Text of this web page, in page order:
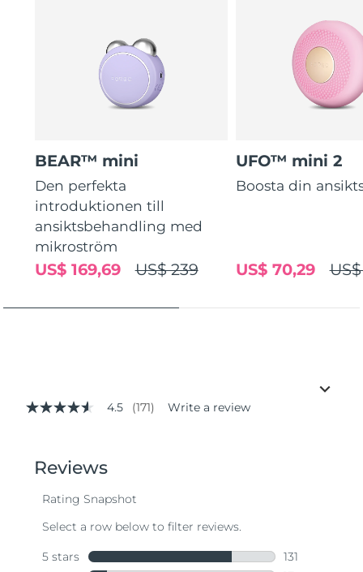
BEAR™ mini
Den perfekta
introduktionen till
ansiktsbehandling med
mikroström
US$ 239
US$ 169,69
UFO™ mini 2
Boosta din
US$ 70,29
4.5
stars,
average
value.
171
Same
page
4.5 (171) Write a review